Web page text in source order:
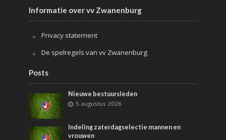
Informatie over vv Zwanenburg
Privacy statement
De spelregels van vv Zwanenburg
Posts
Nieuwe bestuursleden
5 augustus 2026
Indeling zaterdagselectie mannen en
vrouwen